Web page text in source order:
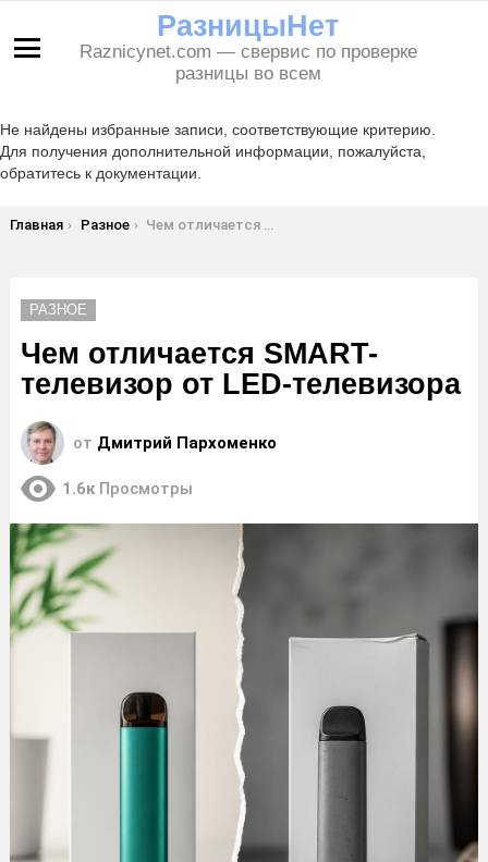
РазницыНет
Raznicynet.com — свервис по проверке
разницы во всем
Не найдены избранные записи, соответствующие критерию.
Для получения дополнительной информации, пожалуйста,
обратитесь к документации.
Вы здесь:
Главная Разное Чем отличается SMART-телевизор от LED-телевизора
РАЗНОЕ
Чем отличается SMART-
телевизор от LED-телевизора
от Дмитрий Пархоменко
1.6к Просмотры